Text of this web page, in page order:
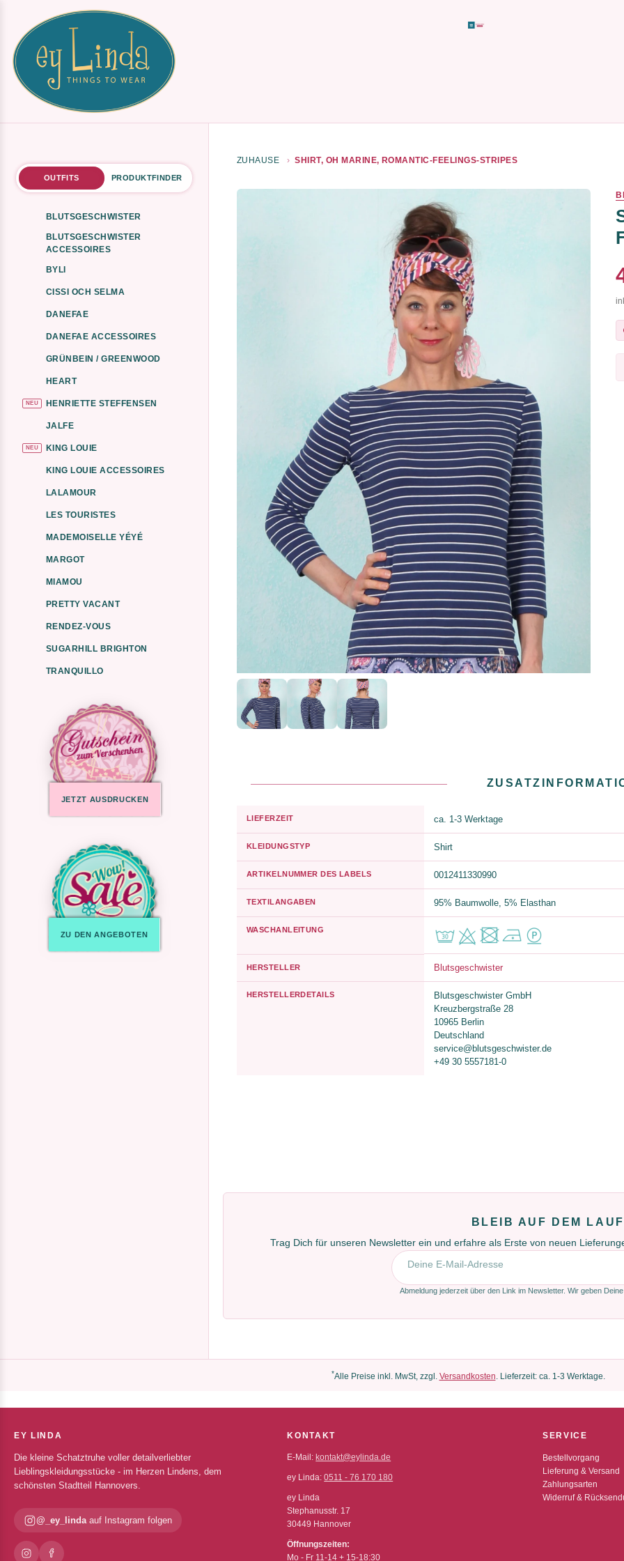
OUTFITS PRODUKTFINDER
BLUTSGESCHWISTER
BLUTSGESCHWISTER
ACCESSOIRES
BYLI
CISSI OCH SELMA
DANEFAE
DANEFAE ACCESSOIRES
GRÜNBEIN / GREENWOOD
HEART
NEU HENRIETTE STEFFENSEN
JALFE
NEU KING LOUIE
KING LOUIE ACCESSOIRES
LALAMOUR
LES TOURISTES
MADEMOISELLE YÉYÉ
MARGOT
MIAMOU
PRETTY VACANT
RENDEZ-VOUS
SUGARHILL BRIGHTON
TRANQUILLO
JETZT AUSDRUCKEN
ZU DEN ANGEBOTEN
ZUHAUSE SHIRT, OH MARINE, ROMANTIC-FEELINGS-STRIPES
LIEFERZEIT ca. 1-3 Werktage
KLEIDUNGSTYP Shirt
ARTIKELNUMMER DES LABELS 0012411330990
TEXTILANGABEN 95% Baumwolle, 5% Elasthan
WASCHANLEITUNG
HERSTELLER Blutsgeschwister
HERSTELLERDETAILS
Blutsgeschwister GmbH
Kreuzbergstraße 28
10965 Berlin
Deutschland
service@blutsgeschwister.de
+49 30 5557181-0
BLEIB AUF DEM
Trag Dich für unseren Newsletter ein und erfahre als Erste von neuen
E-Mail-Adresse
Abmeldung jederzeit über den Link im Newsletter. Wir geben
*Alle Preise inkl. MwSt, zzgl. Versandkosten. Lieferzeit: ca. 1-3 Werktage.
EY LINDA
Die kleine Schatztruhe voller detailverliebter
Lieblingskleidungsstücke - im Herzen Lindens, dem
schönsten Stadtteil Hannovers.
@_ey_lindaauf Instagram folgen
KONTAKT
E-Mail: kontakt@eylinda.de
ey Linda:0511 - 76 170 180
ey Linda
Stephanusstr. 17
30449 Hannover
Öffnungszeiten:
Mo - Fr 11-14 + 15-18:30
SERVICE
Bestellvorgang
Lieferung & Versand
Zahlungsarten
Widerruf &